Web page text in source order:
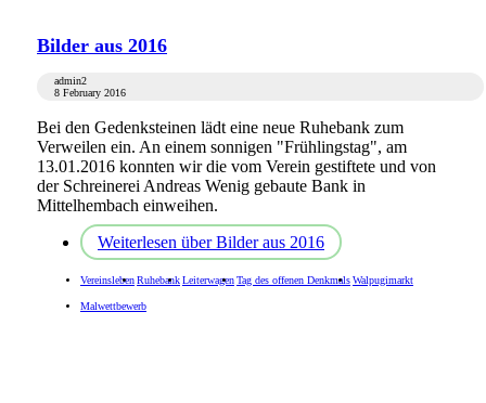
Bilder aus 2016
admin2
8 February 2016
Bei den Gedenksteinen lädt eine neue Ruhebank zum
Verweilen ein. An einem sonnigen "Frühlingstag", am
13.01.2016 konnten wir die vom Verein gestiftete und von
der Schreinerei Andreas Wenig gebaute Bank in
Mittelhembach einweihen.
Weiterlesen über Bilder aus 2016
VereinslebenRuhebankLeiterwagenTag des offenen DenkmalsWalpugimarkt
Malwettbewerb